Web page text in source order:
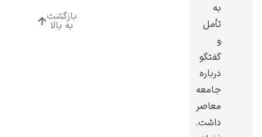
به
تأمل
و
گفتگو
درباره
جامعه
معاصر
داشت.
بازگشت
به بالا